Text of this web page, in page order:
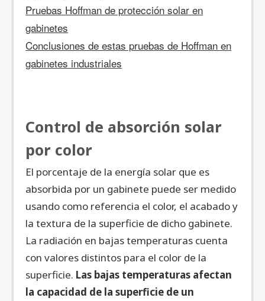
Pruebas Hoffman de protección solar en
gabinetes
Conclusiones de estas pruebas de Hoffman en
gabinetes industriales
Control de absorción solar
por color
El porcentaje de la energía solar que es
absorbida por un gabinete puede ser medido
usando como referencia el color, el acabado y
la textura de la superficie de dicho gabinete.
La radiación en bajas temperaturas cuenta
con valores distintos para el color de la
superficie. Las bajas temperaturas afectan
la capacidad de la superficie de un